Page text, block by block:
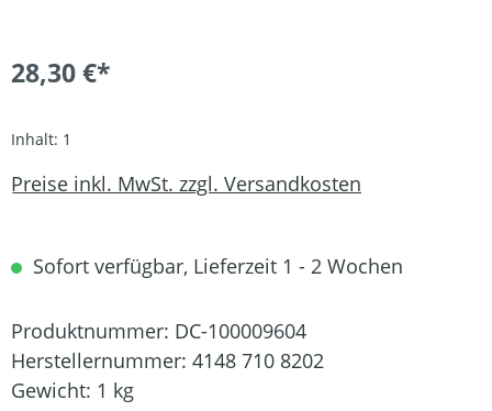
28,30 €*
Inhalt: 1
Preise inkl. MwSt. zzgl. Versandkosten
Sofort verfügbar, Lieferzeit 1 - 2 Wochen
Produktnummer: DC-100009604
Herstellernummer: 4148 710 8202
Gewicht: 1 kg